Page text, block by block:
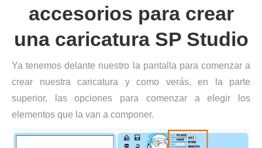
accesorios para crear
una caricatura SP Studio
Ya tenemos delante nuestro la pantalla para comenzar a
crear nuestra caricatura y como verás, en la parte
superior, las opciones para comenzar a elegir los
elementos que la van a componer.